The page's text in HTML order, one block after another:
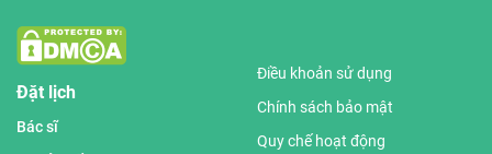
Đặt lịch
Bác sĩ
Điều khoản sử dụng
Chính sách bảo mật
Quy chế hoạt động